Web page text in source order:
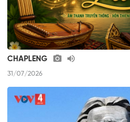
CHAPLENG
31/07/2026